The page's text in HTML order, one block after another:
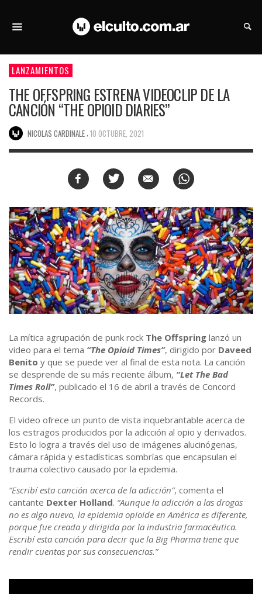
LANZAMIENTOS
THE OFFSPRING ESTRENA VIDEOCLIP DE LA
CANCIÓN “THE OPIOID DIARIES”
NICOLAS CARDINALE 10 OCTUBRE, 2021
La mítica agrupación de punk rock The Offspring lanzó un
video para el tema “The Opioid Times”, dirigido por Daveed
Benito y que se puede ver al final de esta nota. La canción
se desprende de su más reciente álbum, “Let The Bad
Times Roll”, publicado el 16 de abril a través de Concord
Records.
El video ofrece un punto de vista inquebrantable acerca de
los estragos producidos por la adicción al opio y derivados.
Esto lo logra a través del uso de imágenes alucinógenas,
cámara rápida y estadísticas sombrías que encapsulan el
trauma colectivo causado por la epidemia.
“Escribí esta canción acerca de la adicción”, comenta el
cantante Dexter Holland. “Aunque la adicción a las drogas
no es algo nuevo, la epidemia opioide en América es diferente,
porque fue creada y dirigida por la industria farmacéutica.
Escribí esta canción para decir que la Big Pharma tiene que
rendir cuentas por sus consecuencias.”